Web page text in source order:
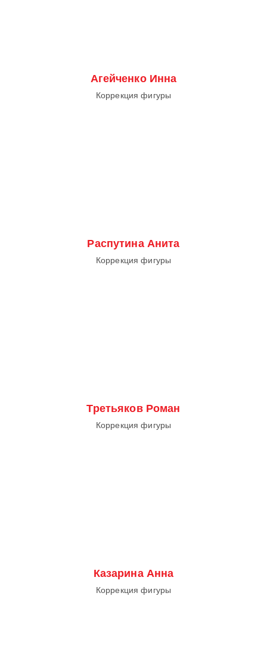
Агейченко Инна
Коррекция фигуры
Распутина Анита
Коррекция фигуры
Третьяков Роман
Коррекция фигуры
Казарина Анна
Коррекция фигуры